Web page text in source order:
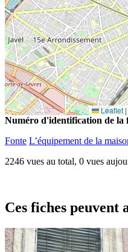
Leaflet |
Numéro d'identification de la
Fonte L’équipement de la
2246 vues au total, 0 vues
Ces fiches peuvent